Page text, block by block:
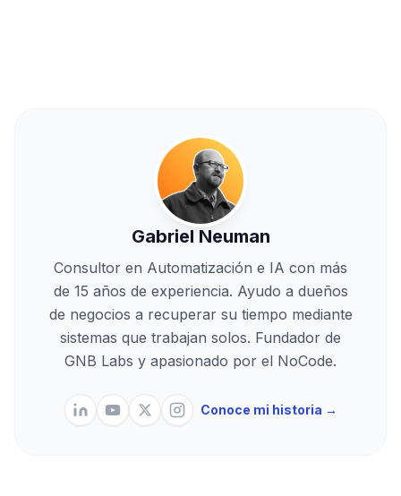
Gabriel Neuman
Consultor en Automatización e IA con más
de 15 años de experiencia. Ayudo a dueños
de negocios a recuperar su tiempo mediante
sistemas que trabajan solos. Fundador de
GNB Labs y apasionado por el NoCode.
Conoce mi historia →